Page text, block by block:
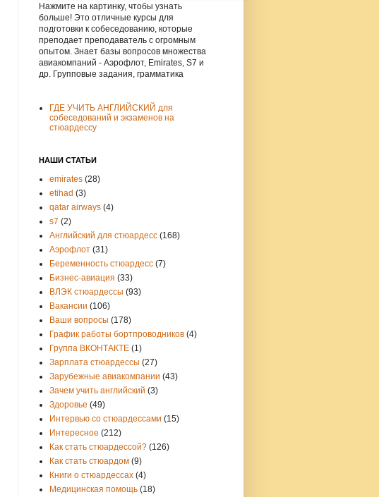
Нажмите на картинку, чтобы узнать
больше! Это отличные курсы для
подготовки к собеседованию, которые
преподает преподаватель с огромным
опытом. Знает базы вопросов множества
авиакомпаний - Аэрофлот, Emirates, S7 и
др. Групповые задания, грамматика
ГДЕ УЧИТЬ АНГЛИЙСКИЙ для
собеседований и экзаменов на
стюардессу
НАШИ СТАТЬИ
emirates (28)
etihad (3)
qatar airways (4)
s7 (2)
Английский для стюардесс (168)
Аэрофлот (31)
Беременность стюардесс (7)
Бизнес-авиация (33)
ВЛЭК стюардессы (93)
Вакансии (106)
Ваши вопросы (178)
График работы бортпроводников (4)
Группа ВКОНТАКТЕ (1)
Зарплата стюардессы (27)
Зарубежные авиакомпании (43)
Зачем учить английский (3)
Здоровье (49)
Интервью со стюардессами (15)
Интересное (212)
Как стать стюардессой? (126)
Как стать стюардом (9)
Книги о стюардессах (4)
Медицинская помощь (18)